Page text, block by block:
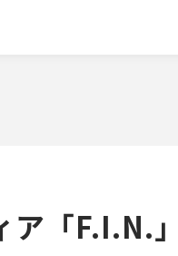
ア「F.I.N.